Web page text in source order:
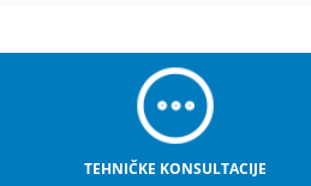
TEHNIČKE KONSULTACIJE